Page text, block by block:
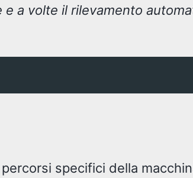
a volte il rilevamento
specifici della